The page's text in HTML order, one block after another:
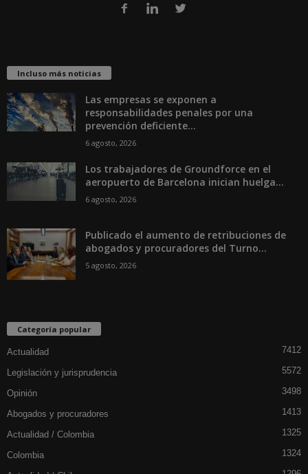
Incluso más noticias
Las empresas se exponen a
responsabilidades penales por una
prevención deficiente...
6 agosto, 2026
Los trabajadores de Groundforce en el
aeropuerto de Barcelona inician huelga...
6 agosto, 2026
Publicado el aumento de retribuciones de
abogados y procuradores del Turno...
5 agosto, 2026
Categoría popular
Actualidad 7412
Legislación y jurisprudencia 5572
Opinión 3498
Abogados y procuradores 1413
Actualidad / Colombia 1325
Colombia 1324